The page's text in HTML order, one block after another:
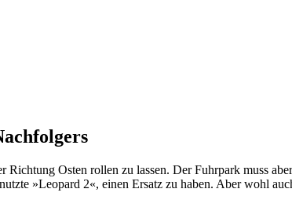
Osten rollen zu lassen. Der Fuhrpark muss
»Leopard 2«, einen Ersatz zu haben. Aber wohl